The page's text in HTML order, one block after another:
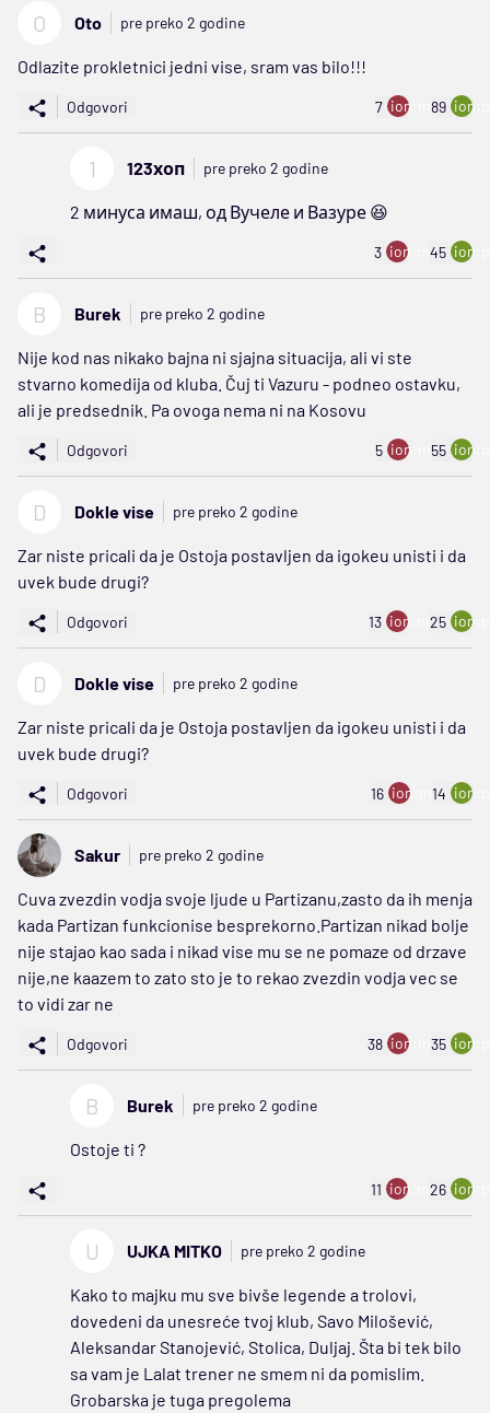
O Oto pre preko 2 godine
Odlazite prokletnici jedni vise, sram vas bilo!!!
Odgovori 7 ion:minus
89
1 123хоп pre preko 2 godine
2 минуса имаш, од Вучеле и Вазуре 😆
3 ion:minus
45
B Burek pre preko 2 godine
Nije kod nas nikako bajna ni sjajna situacija, ali vi ste
stvarno komedija od kluba. Čuj ti Vazuru - podneo ostavku,
ali je predsednik. Pa ovoga nema ni na Kosovu
Odgovori 5 ion:minus
55
D Dokle vise pre preko 2 godine
Zar niste pricali da je Ostoja postavljen da igokeu unisti i da
uvek bude drugi?
Odgovori 13 ion:minus
25
D Dokle vise pre preko 2 godine
Zar niste pricali da je Ostoja postavljen da igokeu unisti i da
uvek bude drugi?
Odgovori 16 ion:minus
14
Sakur pre preko 2 godine
Cuva zvezdin vodja svoje ljude u Partizanu,zasto da ih menja
kada Partizan funkcionise besprekorno.Partizan nikad bolje
nije stajao kao sada i nikad vise mu se ne pomaze od drzave
nije,ne kaazem to zato sto je to rekao zvezdin vodja vec se
to vidi zar ne
Odgovori 38 ion:minus
35
B Burek pre preko 2 godine
Ostoje ti ?
11 ion:minus
26
U UJKA MITKO pre preko 2 godine
Kako to majku mu sve bivše legende a trolovi,
dovedeni da unesreće tvoj klub, Savo Milošević,
Aleksandar Stanojević, Stolica, Duljaj. Šta bi tek bilo
sa vam je Lalat trener ne smem ni da pomislim.
Grobarska je tuga pregolema